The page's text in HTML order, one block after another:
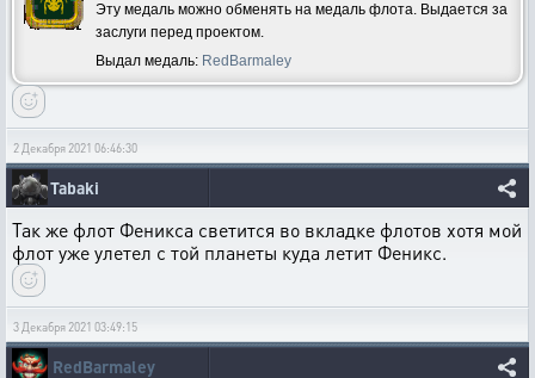
Эту медаль можно обменять на медаль флота. Выдается за
заслуги перед проектом.
Выдал медаль: RedBarmaley
2 Декабря 2021 06:46:30
Tabaki
Так же флот Феникса светится во вкладке флотов хотя мой
флот уже улетел с той планеты куда летит Феникс.
3 Декабря 2021 03:49:15
RedBarmaley